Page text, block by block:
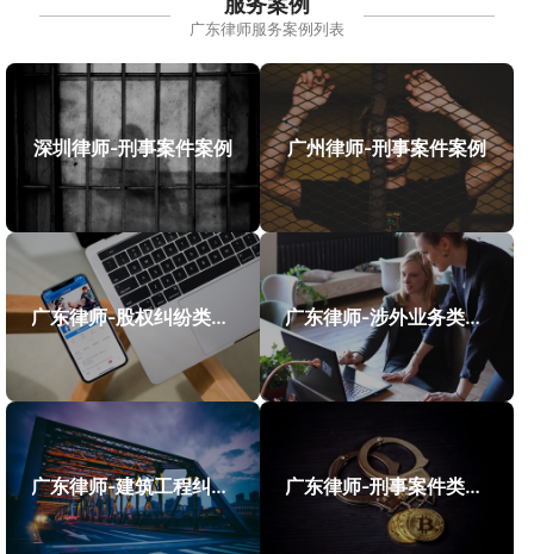
广东律师服务案例列表
深圳律师-刑事案件案例 广州律师-刑事案件案例
广东律师-股权纠纷类案件案例 广东律师-涉外业务类案件案例
广东律师-建筑工程纠纷类案件案例 广东律师-刑事案件类案例